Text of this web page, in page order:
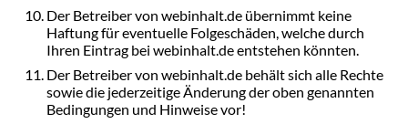
Der Betreiber von webinhalt.de übernimmt keine
Haftung für eventuelle Folgeschäden, welche durch
Ihren Eintrag bei webinhalt.de entstehen könnten.
Der Betreiber von webinhalt.de behält sich alle Rechte
sowie die jederzeitige Änderung der oben genannten
Bedingungen und Hinweise vor!